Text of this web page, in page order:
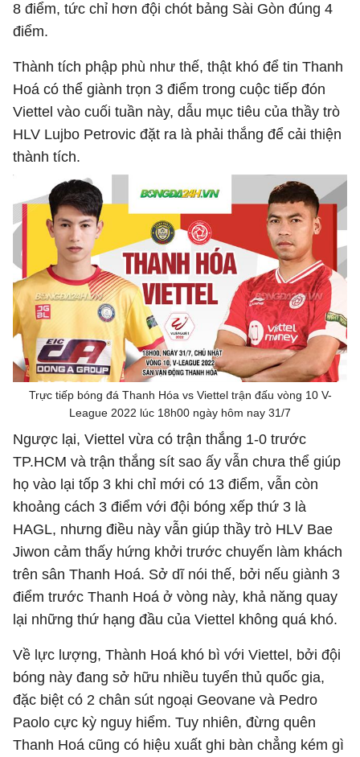
8 điểm, tức chỉ hơn đội chót bảng Sài Gòn đúng 4
điểm.
Thành tích phập phù như thế, thật khó để tin Thanh
Hoá có thể giành trọn 3 điểm trong cuộc tiếp đón
Viettel vào cuối tuần này, dẫu mục tiêu của thầy trò
HLV Lujbo Petrovic đặt ra là phải thắng để cải thiện
thành tích.
Trực tiếp bóng đá Thanh Hóa vs Viettel trận đấu vòng 10 V-
League 2022 lúc 18h00 ngày hôm nay 31/7
Ngược lại, Viettel vừa có trận thắng 1-0 trước
TP.HCM và trận thắng sít sao ấy vẫn chưa thể giúp
họ vào lại tốp 3 khi chỉ mới có 13 điểm, vẫn còn
khoảng cách 3 điểm với đội bóng xếp thứ 3 là
HAGL, nhưng điều này vẫn giúp thầy trò HLV Bae
Jiwon cảm thấy hứng khởi trước chuyến làm khách
trên sân Thanh Hoá. Sở dĩ nói thế, bởi nếu giành 3
điểm trước Thanh Hoá ở vòng này, khả năng quay
lại những thứ hạng đầu của Viettel không quá khó.
Về lực lượng, Thành Hoá khó bì với Viettel, bởi đội
bóng này đang sở hữu nhiều tuyển thủ quốc gia,
đặc biệt có 2 chân sút ngoại Geovane và Pedro
Paolo cực kỳ nguy hiểm. Tuy nhiên, đừng quên
Thanh Hoá cũng có hiệu xuất ghi bàn chẳng kém gì